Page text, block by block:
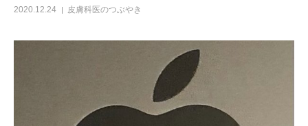
2020.12.24 皮膚科医のつぶやき